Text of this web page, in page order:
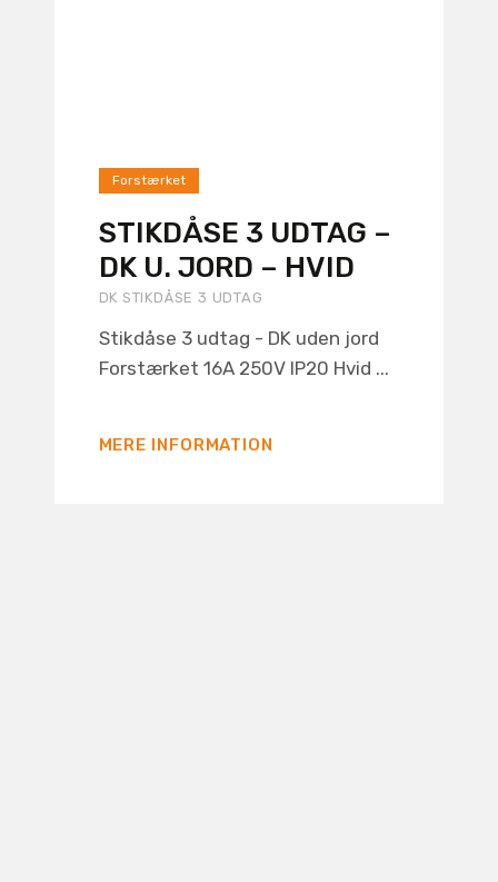
Forstærket
STIKDÅSE 3 UDTAG –
DK U. JORD – HVID
DK STIKDÅSE 3 UDTAG
Stikdåse 3 udtag - DK uden jord
Forstærket 16A 250V IP20 Hvid ...
MERE INFORMATION